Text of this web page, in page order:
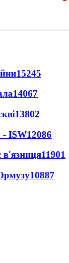
15245
14067
13802
- ISW12086
в'язниця11901
10887